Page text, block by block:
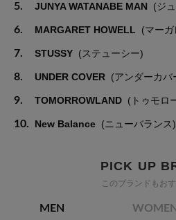
5. JUNYA WATANABE MAN (ジ
6. MARGARET HOWELL (マー
7. STUSSY (ステューシー)
8. UNDER COVER (アンダーカバ
9. TOMORROWLAND (トゥモロ
10. New Balance (ニューバランス)
PICK UP
このブランドもお
MEN WOMEN